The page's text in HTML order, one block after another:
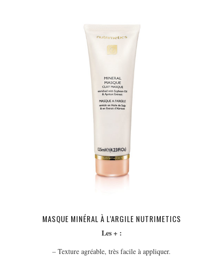
RÉPUBLIQUE TCHÈQUE
ARTICLES PRATIQUES
MON PROGRAMME DE YOGA EN LIGNE
BEAUTÉ
MASQUE MINÉRAL À L’ARGILE NUTRIMETICS
Les + :
– Texture agréable, très facile à appliquer.